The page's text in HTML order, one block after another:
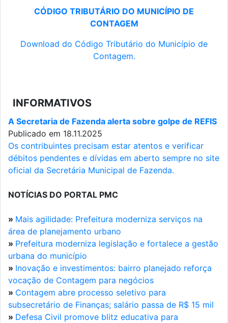
CÓDIGO TRIBUTÁRIO DO MUNICÍPIO DE
CONTAGEM
Download do Código Tributário do Município de
Contagem.
INFORMATIVOS
A Secretaria de Fazenda alerta sobre golpe de REFIS
Publicado em 18.11.2025
Os contribuintes precisam estar atentos e verificar
débitos pendentes e dívidas em aberto sempre no site
oficial da Secretária Municipal de Fazenda.
NOTÍCIAS DO PORTAL PMC
» Mais agilidade: Prefeitura moderniza serviços na
área de planejamento urbano
» Prefeitura moderniza legislação e fortalece a gestão
urbana do município
» Inovação e investimentos: bairro planejado reforça
vocação de Contagem para negócios
» Contagem abre processo seletivo para
subsecretário de Finanças; salário passa de R$ 15 mil
» Defesa Civil promove blitz educativa para